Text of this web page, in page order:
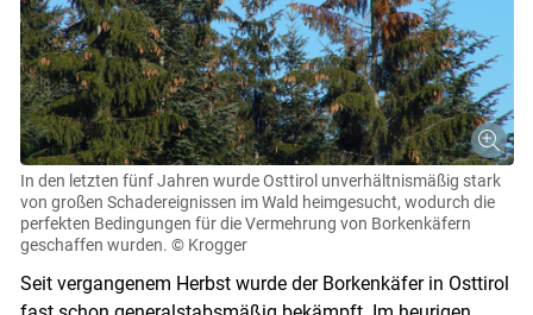
In den letzten fünf Jahren wurde Osttirol unverhältnismäßig stark
von großen Schadereignissen im Wald heimgesucht, wodurch die
perfekten Bedingungen für die Vermehrung von Borkenkäfern
geschaffen wurden. © Krogger
Seit vergangenem Herbst wurde der Borkenkäfer in Osttirol